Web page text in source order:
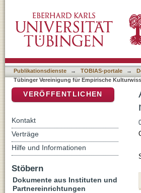
Publikationsdienste → TOBIAS-portale →
Tübinger Vereinigung für Empirische
VERÖFFENTLICHEN
Kontakt
Verträge
Hilfe und Informationen
Stöbern
Dokumente aus Instituten und
Partnereinrichtungen